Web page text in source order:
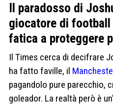
Il paradosso di
giocatore di football
fatica a proteggere
Il Times cerca di decifrare
ha fatto faville, il
pagandolo pure parecchio,
goleador. La realtà però è